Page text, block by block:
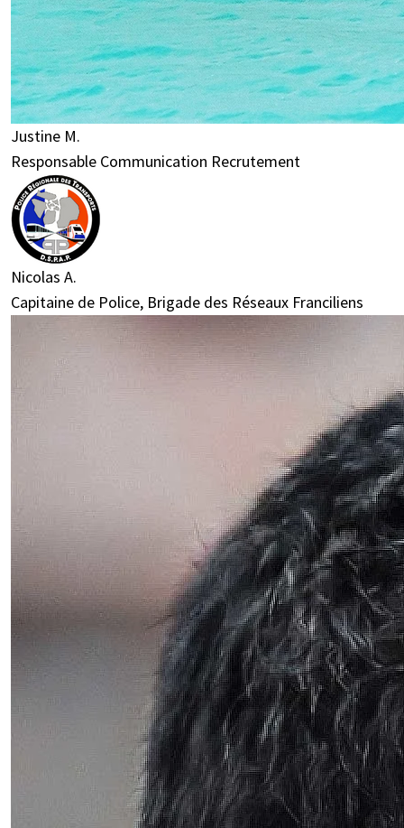
Justine M.
Responsable Communication Recrutement
Nicolas A.
Capitaine de Police, Brigade des Réseaux Franciliens